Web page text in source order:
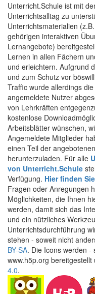
Unterricht.Schule ist mit
Unterrichtsalltag zu
Unterrichtsmaterialien
gehörigen interaktiven
Lernangebote)
Lernen in allen Fächern
und erleichtern. Aufgrund
und zum Schutz vor
Traffic wurde allerdings
angemeldete Nutzer
von Lehrkräften
kostenlose
Arbeitsblätter wünschen,
Angemeldete Mitglieder
einen Teil der
herunterzuladen. Für alle
von Unterricht.Schule
Verfügung. Hier finden
Fragen oder Anregungen
Möglichkeiten, die Ihnen
werden, damit sich das
und ein nützliches
Unterrichtsdurchführung
stehen - soweit nicht
BY-SA. Die Icons werden -
www.h5p.org
4.0.